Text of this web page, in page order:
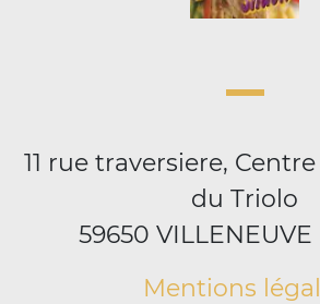
11 rue traversiere,
du Triolo
59650 VILLENEUVE
Mentions